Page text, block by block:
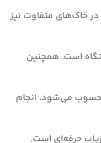
خاک‌های متفاوت نیز
است. همچنین
می‌شود. انجام
حرفه‌ای است.